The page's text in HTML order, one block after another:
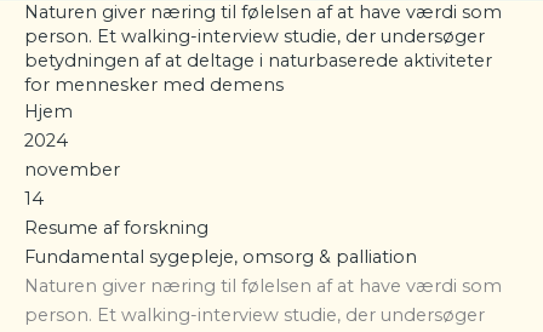
Naturen giver næring til følelsen af at have værdi som
person. Et walking-interview studie, der undersøger
betydningen af at deltage i naturbaserede aktiviteter
for mennesker med demens
Hjem
2024
november
14
Resume af forskning
Fundamental sygepleje, omsorg & palliation
Naturen giver næring til følelsen af at have værdi som
person. Et walking-interview studie, der undersøger